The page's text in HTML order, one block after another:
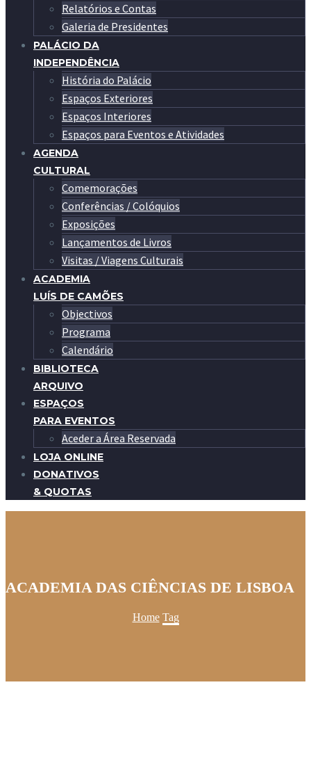
Relatórios e Contas
Galeria de Presidentes
PALÁCIO DA
INDEPENDÊNCIA
História do Palácio
Espaços Exteriores
Espaços Interiores
Espaços para Eventos e Atividades
AGENDA
CULTURAL
Comemorações
Conferências / Colóquios
Exposições
Lançamentos de Livros
Visitas / Viagens Culturais
ACADEMIA
LUÍS DE CAMÕES
Objectivos
Programa
Calendário
BIBLIOTECA
ARQUIVO
ESPAÇOS
PARA EVENTOS
Aceder a Área Reservada
LOJA ONLINE
DONATIVOS
& QUOTAS
ACADEMIA DAS CIÊNCIAS DE LISBOA
Home Tag